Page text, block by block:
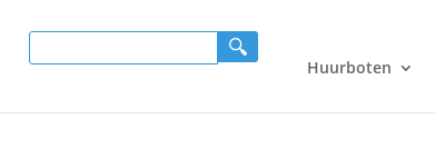
Huurboten